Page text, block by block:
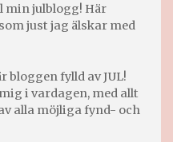
min julblogg! Här
just jag älskar med
bloggen fylld av JUL!
i vardagen, med allt
alla möjliga fynd- och